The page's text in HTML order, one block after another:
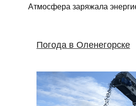
Атмосфера заряжала
Погода в Оленегорске